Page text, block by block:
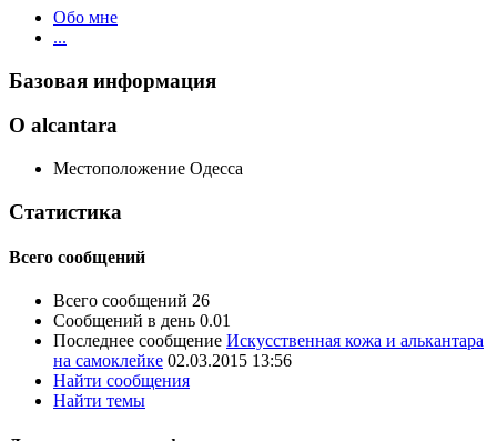
Обо мне
...
Базовая информация
О alcantara
Местоположение Одесса
Статистика
Всего сообщений
Всего сообщений 26
Сообщений в день 0.01
Последнее сообщение Искусственная кожа и алькантара
на самоклейке 02.03.2015 13:56
Найти сообщения
Найти темы